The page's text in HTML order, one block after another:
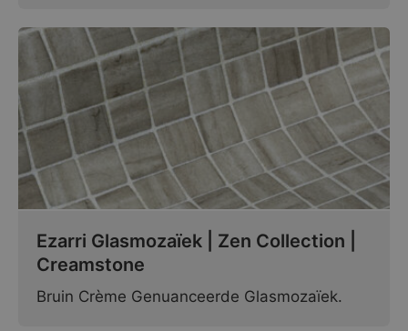
Ezarri Glasmozaïek | Zen Collection |
Creamstone
Bruin Crème Genuanceerde Glasmozaïek.